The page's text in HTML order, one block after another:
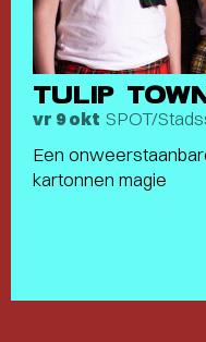
TULIP
vr 9 okt SPOT/
Een
kartonnen magie